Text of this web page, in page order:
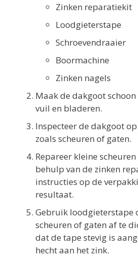
Zinken reparatiekit
Loodgieterstape
Schroevendraaier
Boormachine
Zinken nagels
Maak de dakgoot
vuil en bladeren.
Inspecteer de dakgoot
zoals scheuren of gaten.
Repareer kleine
behulp van de zinken
instructies op de
resultaat.
Gebruik loodgieterstape
scheuren of gaten af te
dat de tape stevig is
hecht aan het zink.